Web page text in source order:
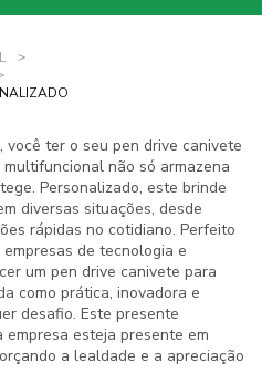
você ter o seu pen drive canivete
não só armazena
Personalizado, este brinde
diversas situações, desde
rápidas no cotidiano. Perfeito
de tecnologia e
um pen drive canivete para
como prática, inovadora e
desafio. Este presente
esteja presente em
a lealdade e a apreciação